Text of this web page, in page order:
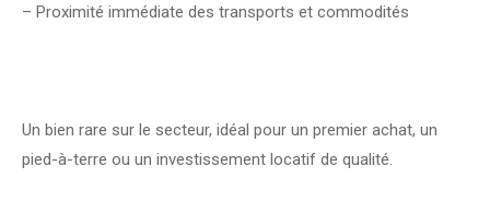
– Proximité immédiate des transports et commodités
Un bien rare sur le secteur, idéal pour un premier achat, un
pied-à-terre ou un investissement locatif de qualité.